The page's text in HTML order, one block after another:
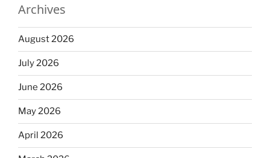
Archives
August 2026
July 2026
June 2026
May 2026
April 2026